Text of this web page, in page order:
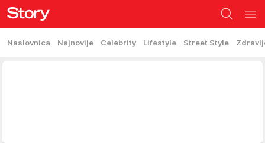
Naslovnica Najnovije Celebrity Lifestyle Street Style